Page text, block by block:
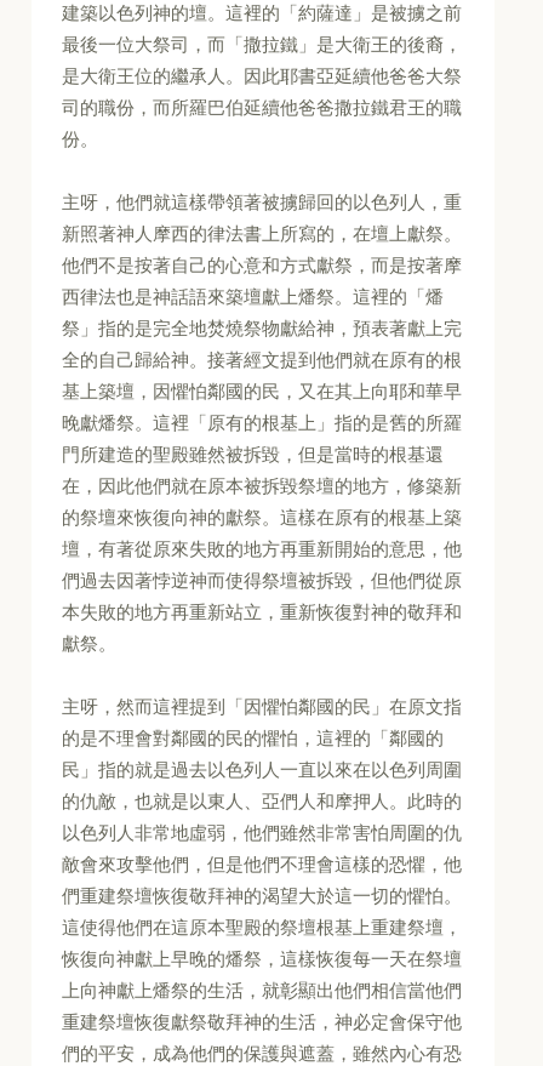
建築以色列神的壇。這裡的「約薩達」是被擄之前
最後一位大祭司，而「撒拉鐵」是大衛王的後裔，
是大衛王位的繼承人。因此耶書亞延續他爸爸大祭
司的職份，而所羅巴伯延續他爸爸撒拉鐵君王的職
份。
主呀，他們就這樣帶領著被擄歸回的以色列人，重
新照著神人摩西的律法書上所寫的，在壇上獻祭。
他們不是按著自己的心意和方式獻祭，而是按著摩
西律法也是神話語來築壇獻上燔祭。這裡的「燔
祭」指的是完全地焚燒祭物獻給神，預表著獻上完
全的自己歸給神。接著經文提到他們就在原有的根
基上築壇，因懼怕鄰國的民，又在其上向耶和華早
晚獻燔祭。這裡「原有的根基上」指的是舊的所羅
門所建造的聖殿雖然被拆毀，但是當時的根基還
在，因此他們就在原本被拆毀祭壇的地方，修築新
的祭壇來恢復向神的獻祭。這樣在原有的根基上築
壇，有著從原來失敗的地方再重新開始的意思，他
們過去因著悖逆神而使得祭壇被拆毀，但他們從原
本失敗的地方再重新站立，重新恢復對神的敬拜和
獻祭。
主呀，然而這裡提到「因懼怕鄰國的民」在原文指
的是不理會對鄰國的民的懼怕，這裡的「鄰國的
民」指的就是過去以色列人一直以來在以色列周圍
的仇敵，也就是以東人、亞們人和摩押人。此時的
以色列人非常地虛弱，他們雖然非常害怕周圍的仇
敵會來攻擊他們，但是他們不理會這樣的恐懼，他
們重建祭壇恢復敬拜神的渴望大於這一切的懼怕。
這使得他們在這原本聖殿的祭壇根基上重建祭壇，
恢復向神獻上早晚的燔祭，這樣恢復每一天在祭壇
上向神獻上燔祭的生活，就彰顯出他們相信當他們
重建祭壇恢復獻祭敬拜神的生活，神必定會保守他
們的平安，成為他們的保護與遮蓋，雖然內心有恐